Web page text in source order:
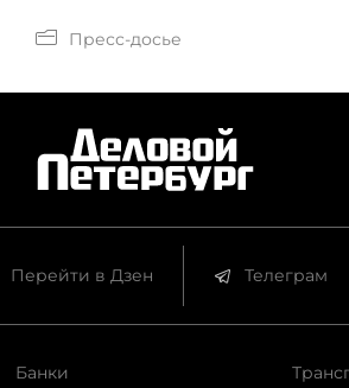
Пресс-досье
Перейти в Дзен Телеграм
Банки